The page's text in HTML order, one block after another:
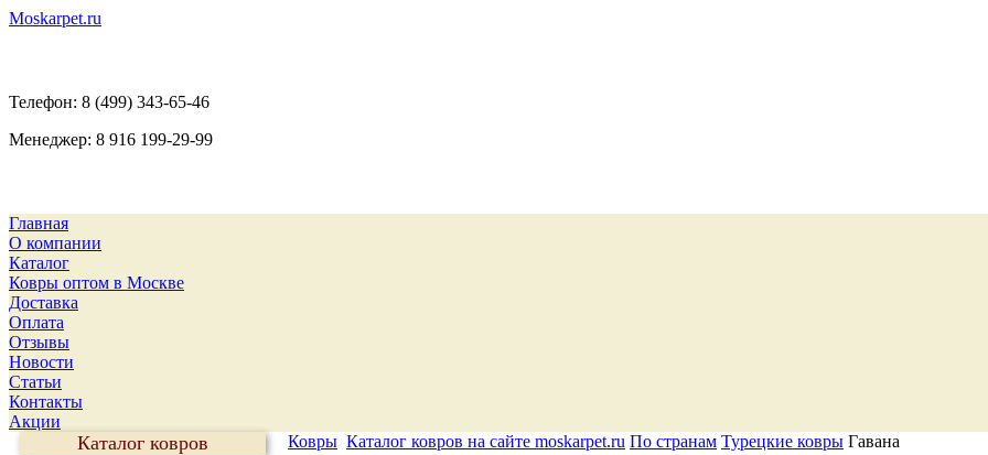
Moskarpet.ru
Телефон: 8 (499) 343-65-46
Менеджер: 8 916 199-29-99
Главная
О компании
Каталог
Ковры оптом в Москве
Доставка
Оплата
Отзывы
Новости
Статьи
Контакты
Акции
Каталог ковров Ковры Каталог ковров на сайте moskarpet.ru По странам Турецкие ковры Гавана